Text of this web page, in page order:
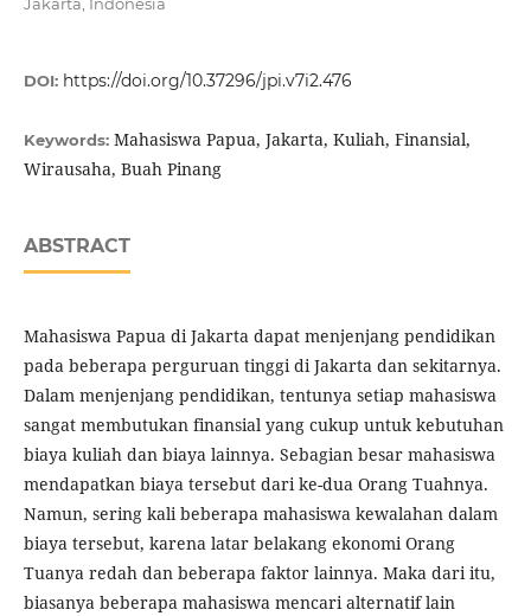
DOI: https://doi.org/10.37296/jpi.v7i2.476
Keywords: Mahasiswa Papua, Jakarta, Kuliah, Finansial,
Wirausaha, Buah Pinang
ABSTRACT
Mahasiswa Papua di Jakarta dapat menjenjang pendidikan
pada beberapa perguruan tinggi di Jakarta dan sekitarnya.
Dalam menjenjang pendidikan, tentunya setiap mahasiswa
sangat membutukan finansial yang cukup untuk kebutuhan
biaya kuliah dan biaya lainnya. Sebagian besar mahasiswa
mendapatkan biaya tersebut dari ke-dua Orang Tuahnya.
Namun, sering kali beberapa mahasiswa kewalahan dalam
biaya tersebut, karena latar belakang ekonomi Orang
Tuanya redah dan beberapa faktor lainnya. Maka dari itu,
biasanya beberapa mahasiswa mencari alternatif lain